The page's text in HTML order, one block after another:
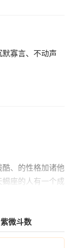
寡言、不动声
、的性格加诸他
座的人有一个成
拥有所有权，不
删除。转载请注
紫微斗数